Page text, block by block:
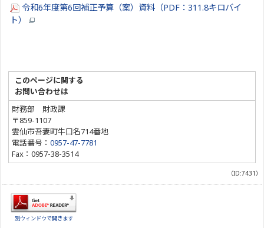
令和6年度第6回補正予算（案）資料（PDF：311.8キロバイ
ト）
このページに関する
お問い合わせは
財務部 財政課
〒859-1107
雲仙市吾妻町牛口名714番地
電話番号：0957-47-7781
Fax：0957-38-3514
（ID:7431）
別ウィンドウで開きます